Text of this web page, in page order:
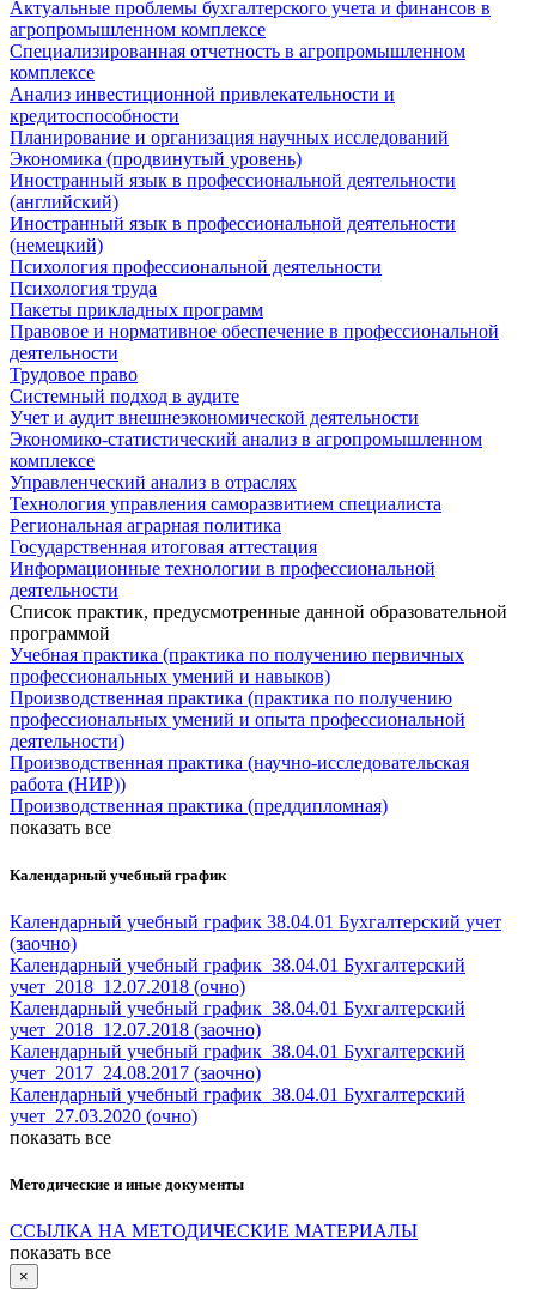
Актуальные проблемы бухгалтерского учета и финансов в
агропромышленном комплексе
Специализированная отчетность в агропромышленном
комплексе
Анализ инвестиционной привлекательности и
кредитоспособности
Планирование и организация научных исследований
Экономика (продвинутый уровень)
Иностранный язык в профессиональной деятельности
(английский)
Иностранный язык в профессиональной деятельности
(немецкий)
Психология профессиональной деятельности
Психология труда
Пакеты прикладных программ
Правовое и нормативное обеспечение в профессиональной
деятельности
Трудовое право
Системный подход в аудите
Учет и аудит внешнеэкономической деятельности
Экономико-статистический анализ в агропромышленном
комплексе
Управленческий анализ в отраслях
Технология управления саморазвитием специалиста
Региональная аграрная политика
Государственная итоговая аттестация
Информационные технологии в профессиональной
деятельности
Список практик, предусмотренные данной образовательной
программой
Учебная практика (практика по получению первичных
профессиональных умений и навыков)
Производственная практика (практика по получению
профессиональных умений и опыта профессиональной
деятельности)
Производственная практика (научно-исследовательская
работа (НИР))
Производственная практика (преддипломная)
показать все
Календарный учебный график
Календарный учебный график 38.04.01 Бухгалтерский учет
(заочно)
Календарный учебный график_38.04.01 Бухгалтерский
учет_2018_12.07.2018 (очно)
Календарный учебный график_38.04.01 Бухгалтерский
учет_2018_12.07.2018 (заочно)
Календарный учебный график_38.04.01 Бухгалтерский
учет_2017_24.08.2017 (заочно)
Календарный учебный график_38.04.01 Бухгалтерский
учет_27.03.2020 (очно)
показать все
Методические и иные документы
ССЫЛКА НА МЕТОДИЧЕСКИЕ МАТЕРИАЛЫ
показать все
×